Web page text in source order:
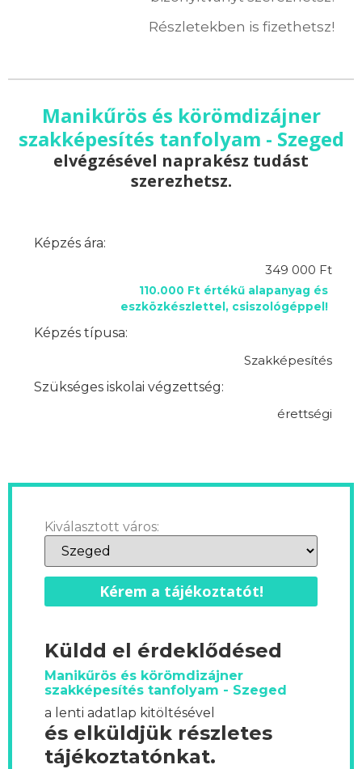
Részletekben is fizethetsz!
Manikűrös és körömdizájner
szakképesítés tanfolyam - Szeged
elvégzésével naprakész tudást
szerezhetsz.
Képzés ára:
349 000 Ft
110.000 Ft értékű alapanyag és
eszközkészlettel, csiszológéppel!
Képzés típusa:
Szakképesítés
Szükséges iskolai végzettség:
érettségi
Kiválasztott város:
Kérem a tájékoztatót!
Küldd el érdeklődésed
Manikűrös és körömdizájner
szakképesítés tanfolyam - Szeged
a lenti adatlap kitöltésével
és elküldjük részletes
tájékoztatónkat.